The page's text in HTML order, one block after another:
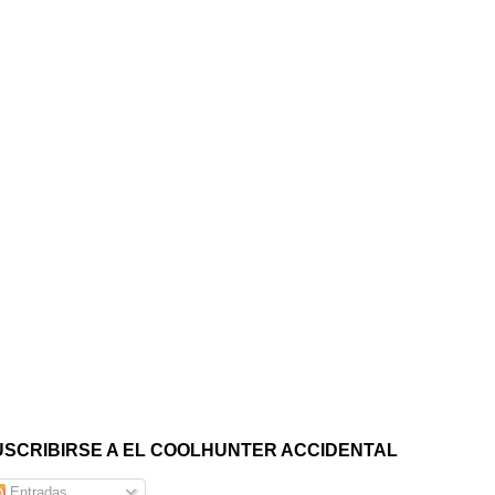
A EL COOLHUNTER ACCIDENTAL